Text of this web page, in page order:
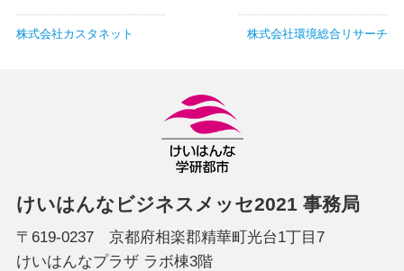
株式会社環境総合リサーチ
株式会社カスタネット
けいはんなビジネスメッセ2021 事務局
〒619-0237 京都府相楽郡精華町光台1丁目7
けいはんなプラザ ラボ棟3階